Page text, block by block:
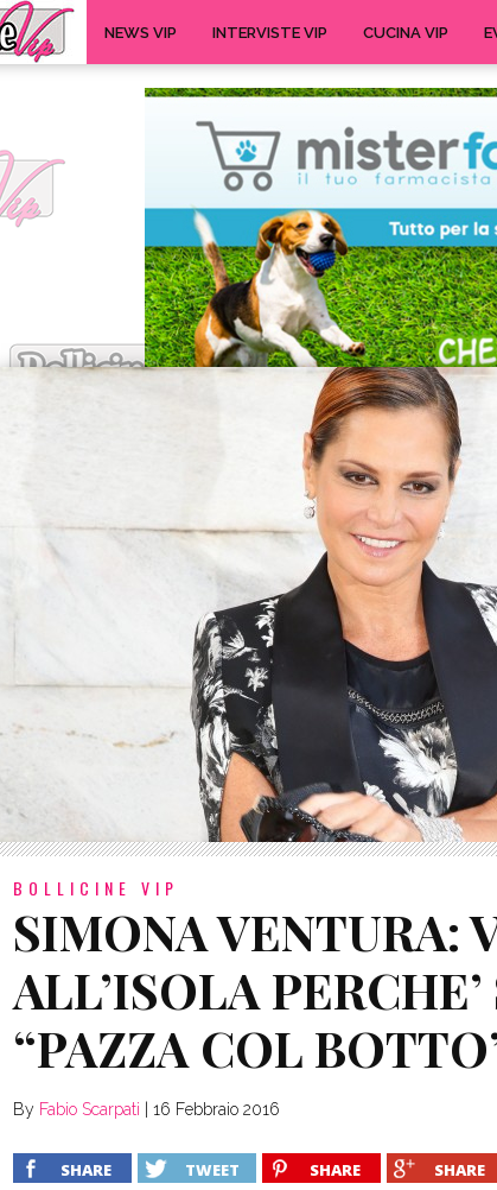
NEWS VIP INTERVISTE VIP CUCINA VIP
BOLLICINE VIP
SIMONA VENTURA:
ALL’ISOLA
“PAZZA COL
By Fabio Scarpati 16 Febbraio 2016
SHARE TWEET SHARE SHARE